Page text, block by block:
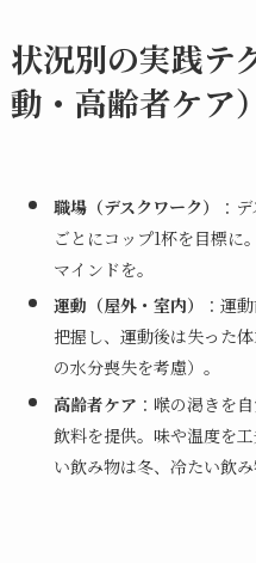
状況別の実践テ
動・高齢者ケア）
職場（デスクワーク）
：
ごとにコップ1杯を目標に
マインドを。
運動（屋外・室内）
：運
把握し、運動後は失った
の水分喪失を考慮）。
高齢者ケア ：喉の渇きを
飲料を提供。味や温度を
い飲み物は冬、冷たい飲み